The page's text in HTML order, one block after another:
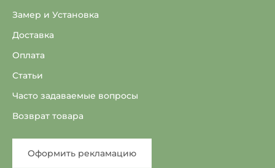
Замер и Установка
Доставка
Оплата
Статьи
Часто задаваемые вопросы
Возврат товара
Оформить рекламацию